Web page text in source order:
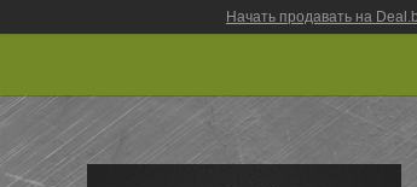
Начать продавать на